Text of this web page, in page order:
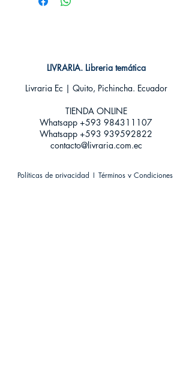
Idioma: Castellano
LIVRARIA. Libreria temática
Livraria Ec | Quito, Pichincha. Ecuador
TIENDA ONLINE​
Whatsapp +593 984311107
Whatsapp +593 939592822
contacto@livraria.com.ec
Políticas de privacidad | Términos y Condiciones